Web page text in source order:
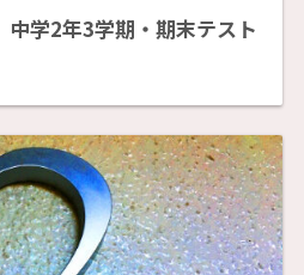
中学2年3学期・期末テスト